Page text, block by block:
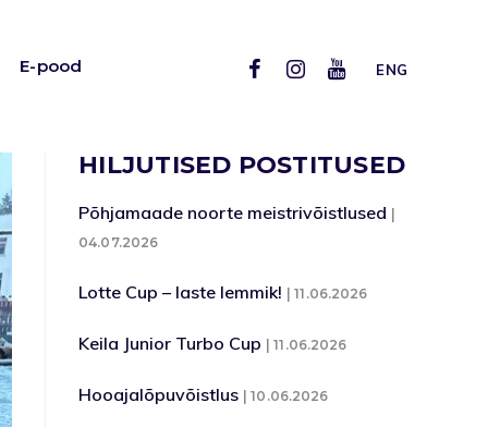
ENG
E-pood
HILJUTISED POSTITUSED
Põhjamaade noorte meistrivõistlused
04.07.2026
Lotte Cup – laste lemmik! 11.06.2026
Keila Junior Turbo Cup 11.06.2026
Hooajalõpuvõistlus 10.06.2026